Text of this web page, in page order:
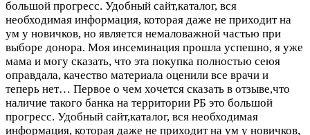
большой прогресс. Удобный сайт,каталог, вся
необходимая информация, которая даже не приходит на
ум у новичков, но является немаловажной частью при
выборе донора. Моя инсеминация прошла успешно, я уже
мама и могу сказать, что эта покупка полностью сеюя
оправдала, качество материала оценили все врачи и
теперь нет… Первое о чем хочется сказать в отзыве,что
наличие такого банка на территории РБ это большой
прогресс. Удобный сайт,каталог, вся необходимая
информация, которая даже не приходит на ум у новичков,